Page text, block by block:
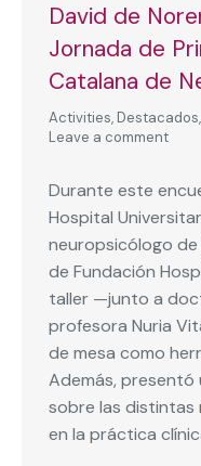
David de
Jornada de
Catalana de
Activities, Destacados,
Leave a comment
Durante este
Hospital
neuropsicólogo de
de Fundación
taller —junto a
profesora Nuria
de mesa como
Además,
sobre las distintas
en la práctica